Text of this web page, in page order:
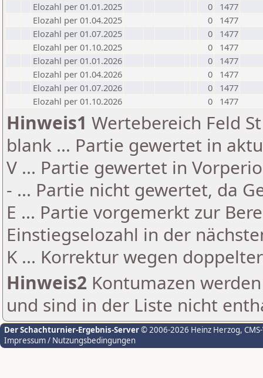
Elozahl per 01.01.2025
0
1477
Elozahl per 01.04.2025
0
1477
Elozahl per 01.07.2025
0
1477
Elozahl per 01.10.2025
0
1477
Elozahl per 01.01.2026
0
1477
Elozahl per 01.04.2026
0
1477
Elozahl per 01.07.2026
0
1477
Elozahl per 01.10.2026
0 1477
Hinweis1 Wertebereich Feld
blank ... Partie gewertet in
V ... Partie gewertet in
- ... Partie nicht gewertet, da
E ... Partie vorgemerkt zur
Einstiegselozahl in der
K ... Korrektur wegen
Hinweis2 Kontumazen
und sind in der Liste nicht
Der Schachturnier-Ergebnis-Server© 2006-2026 Heinz Herzog,
Impressum / Nutzungsbedingungen